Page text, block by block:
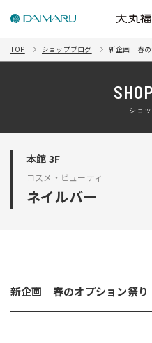
TOP ショップブログ 新企画 春の
ショ
本館 3F
コスメ・ビューティ
ネイルバー
新企画 春のオプション祭り